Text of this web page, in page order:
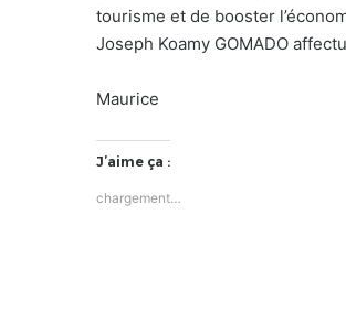
tourisme et de booster
Joseph Koamy GOMADO
Maurice
J’aime ça :
chargement…